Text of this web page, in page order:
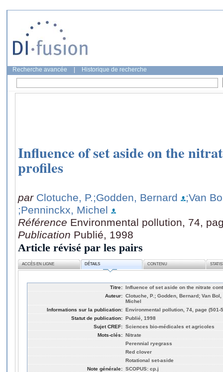
Recherche avancée Historique de recherche
Influence of set aside on the
profiles
par Clotuche, P.;Godden, Bernard
;Van
;Penninckx, Michel
Référence Environmental pollution, 74,
Publication Publié, 1998
Article révisé par les pairs
ACCÈS EN LIGNE DÉTAILS CONTENU
Titre: Influence of set aside on the nitrate
Auteur: Clotuche, P.; Godden, Bernard; Van
Michel
Informations sur la publication: Environmental pollution, 74, page (501-
Statut de publication: Publié, 1998
Sujet CREF: Sciences bio-médicales et agricoles
Mots-clés: Nitrate
Perennial ryegrass
Red clover
Rotational set-aside
Note générale: SCOPUS: cp.j